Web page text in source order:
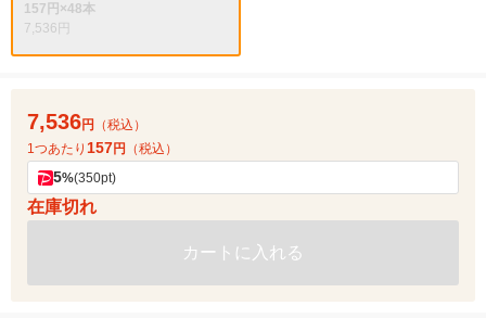
157円×48本
7,536円
7,536円
（税込）
1つあたり 157円 （税込）
5%(350pt)
在庫切れ
カートに入れる